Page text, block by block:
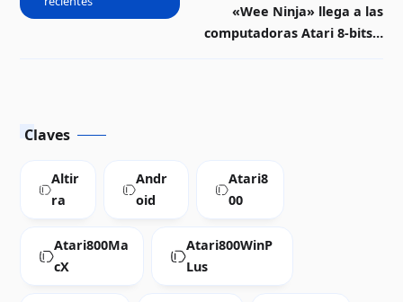
«Wee Ninja» llega a las
computadoras Atari 8-bits |
Claves
Altir
ra
Andr
oid
Atari8
00
Atari800Ma
cX
Atari800WinP
Lus